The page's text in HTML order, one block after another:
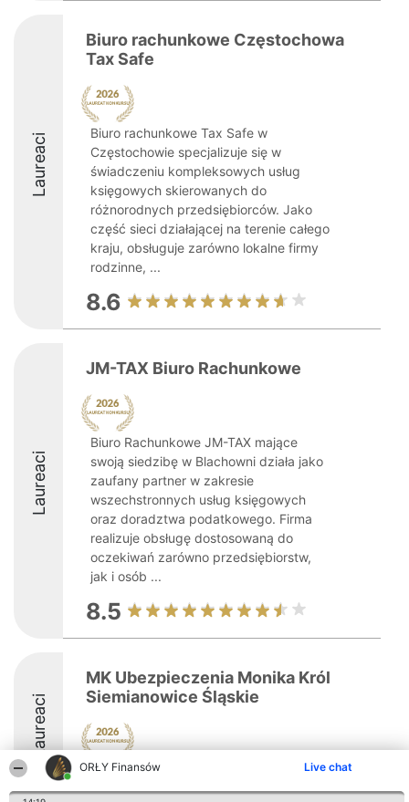
ORŁY Finansów Live chat
Laureaci
Biuro rachunkowe Częstochowa
Tax Safe
Biuro rachunkowe Tax Safe w
Częstochowie specjalizuje się w
świadczeniu kompleksowych usług
księgowych skierowanych do
różnorodnych przedsiębiorców. Jako
część sieci działającej na terenie całego
kraju, obsługuje zarówno lokalne firmy
rodzinne, ...
8.6
Laureaci
JM-TAX Biuro Rachunkowe
Biuro Rachunkowe JM-TAX mające
swoją siedzibę w Blachowni działa jako
zaufany partner w zakresie
wszechstronnych usług księgowych
oraz doradztwa podatkowego. Firma
realizuje obsługę dostosowaną do
oczekiwań zarówno przedsiębiorstw,
jak i osób ...
8.5
Laureaci
MK Ubezpieczenia Monika Król
Siemianowice Śląskie
8.5